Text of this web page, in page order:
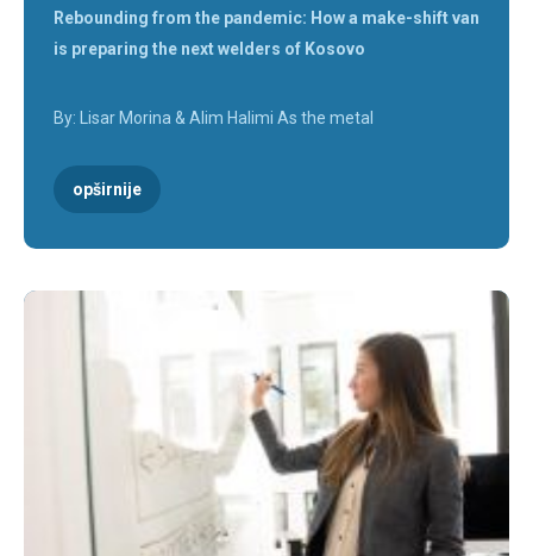
Rebounding from the pandemic: How a make-shift van
is preparing the next welders of Kosovo
By: Lisar Morina & Alim Halimi As the metal
opširnije